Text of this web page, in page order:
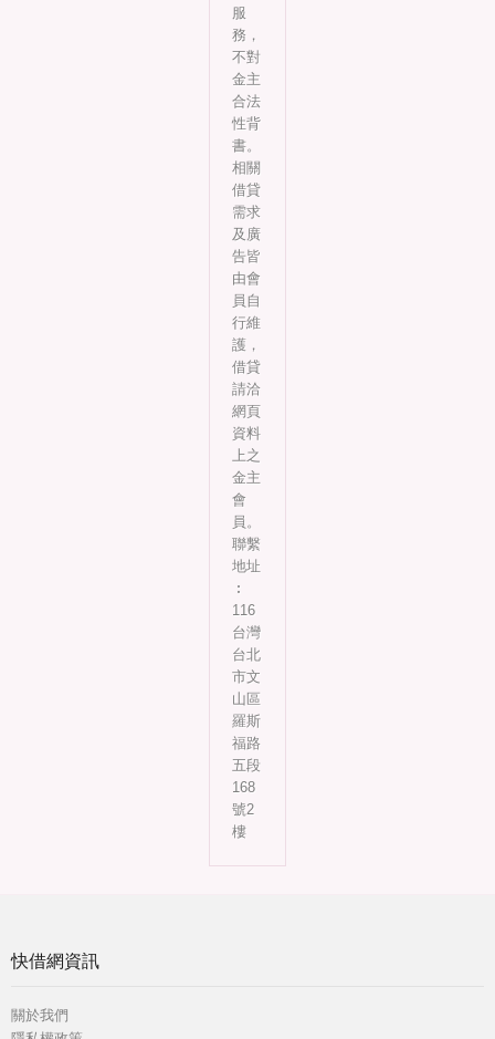
服
務，
不對
金主
合法
性背
書。
相關
借貸
需求
及廣
告皆
由會
員自
行維
護，
借貸
請洽
網頁
資料
上之
金主
會
員。
聯繫
地址
︰
116
台灣
台北
市文
山區
羅斯
福路
五段
168
號2
樓
快借網資訊
關於我們